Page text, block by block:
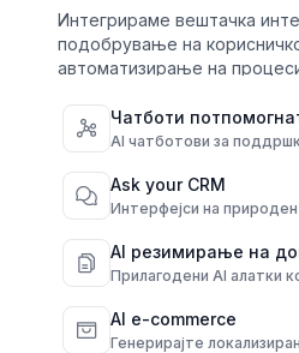
Интегрираме вештачка
подобрување на
автоматизирање на
Чатботи
AI чатботови за
различни канали.
Ask your CRM
Интерфејси на природен
AI резимирање на
Прилагодени AI алатки
AI e-commerce
Генерирајте